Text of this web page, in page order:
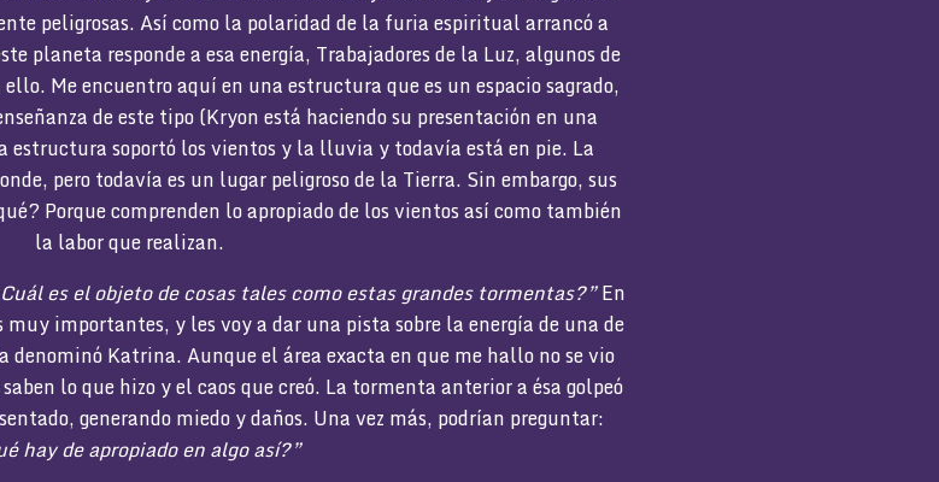
peligrosas. Así como la polaridad de la furia espiritual arrancó a
planeta responde a esa energía, Trabajadores de la Luz, algunos de
Me encuentro aquí en una estructura que es un espacio sagrado,
de este tipo (Kryon está haciendo su presentación en una
estructura soportó los vientos y la lluvia y todavía está en pie. La
pero todavía es un lugar peligroso de la Tierra. Sin embargo, sus
Porque comprenden lo apropiado de los vientos así como también
la labor que realizan.
es el objeto de cosas tales como estas grandes tormentas?”En
importantes, y les voy a dar una pista sobre la energía de una de
denominó Katrina. Aunque el área exacta en que me hallo no se vio
lo que hizo y el caos que creó. La tormenta anterior a ésa golpeó
generando miedo y daños. Una vez más, podrían preguntar:
hay de apropiado en algo así?”